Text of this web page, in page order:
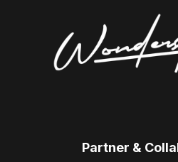
Partner &